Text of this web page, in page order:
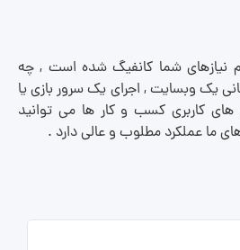
نیازهای شما کانفیگ شده است , چه
یک وبسایت , اجرای یک سرور بازی یا
های کاربری کسب و کار ها می توانید
ما عملکرد مطلوب و عالی دارد .